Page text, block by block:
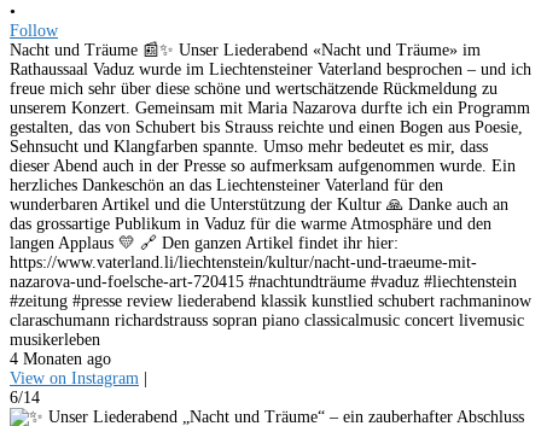
•
Follow
Nacht und Träume 📰✨ Unser Liederabend «Nacht und Träume» im
Rathaussaal Vaduz wurde im Liechtensteiner Vaterland besprochen – und ich
freue mich sehr über diese schöne und wertschätzende Rückmeldung zu
unserem Konzert. Gemeinsam mit Maria Nazarova durfte ich ein Programm
gestalten, das von Schubert bis Strauss reichte und einen Bogen aus Poesie,
Sehnsucht und Klangfarben spannte. Umso mehr bedeutet es mir, dass
dieser Abend auch in der Presse so aufmerksam aufgenommen wurde. Ein
herzliches Dankeschön an das Liechtensteiner Vaterland für den
wunderbaren Artikel und die Unterstützung der Kultur 🙏 Danke auch an
das grossartige Publikum in Vaduz für die warme Atmosphäre und den
langen Applaus 💛 🔗 Den ganzen Artikel findet ihr hier:
https://www.vaterland.li/liechtenstein/kultur/nacht-und-traeume-mit-
nazarova-und-foelsche-art-720415 #nachtundträume #vaduz #liechtenstein
#zeitung #presse review liederabend klassik kunstlied schubert rachmaninow
claraschumann richardstrauss sopran piano classicalmusic concert livemusic
musikerleben
4 Monaten ago
View on Instagram |
6/14